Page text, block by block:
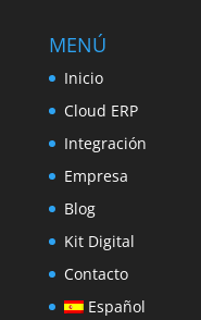
MENÚ
Inicio
Cloud ERP
Integración
Empresa
Blog
Kit Digital
Contacto
Español